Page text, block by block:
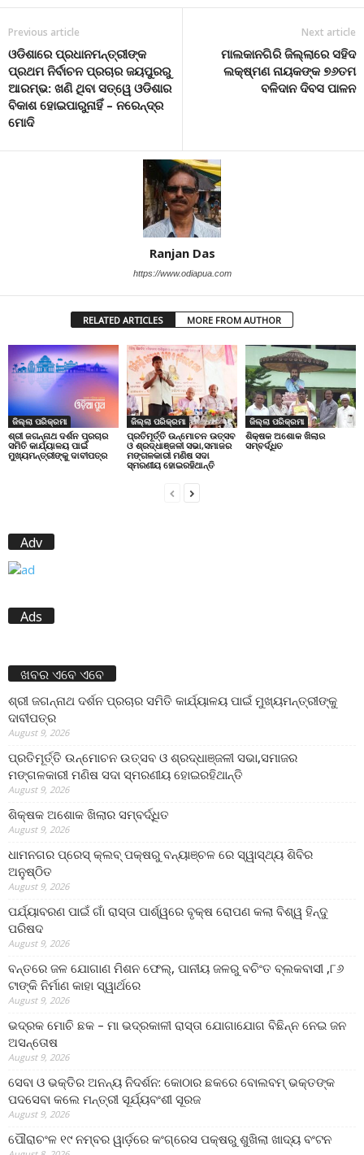
Previous article
ଓଡିଶାରେ ପ୍ରଧାନମନ୍ତ୍ରୀଙ୍କ
ପ୍ରଥମ ନିର୍ବାଚନ ପ୍ରଚାର ଜୟପୁରରୁ
ଆରମ୍ଭ: ଖଣି ଥିବା ସତ୍ୱେ ଓଡିଶାର
ବିକାଶ ହୋଇପାରୁନାହିଁ – ନରେନ୍ଦ୍ର
ମୋଦି
Next article
ମାଲକାନଗିରି ଜିଲ୍ଲାରେ ସହିଦ
ଲକ୍ଷ୍ମଣ ନାୟକଙ୍କ ୭୬ତମ
ବଳିଦାନ ଦିବସ ପାଳନ
Ranjan Das
https://www.odiapua.com
RELATED ARTICLES MORE FROM AUTHOR
ଜିଲ୍ଲା ପରିକ୍ରମା
ଶ୍ରୀ ଜଗନ୍ନାଥ ଦର୍ଶନ ପ୍ରଚାର
ସମିତି କାର୍ଯ୍ୟାଳୟ ପାଇଁ
ମୁଖ୍ୟମନ୍ତ୍ରୀଙ୍କୁ ଦାବୀପତ୍ର
ଜିଲ୍ଲା ପରିକ୍ରମା
ପ୍ରତିମୂର୍ତ୍ତି ଉନ୍ମୋଚନ ଉତ୍ସବ
ଓ ଶ୍ରଦ୍ଧାଞ୍ଜଳୀ ସଭା,ସମାଜର
ମଙ୍ଗଳକାରୀ ମଣିଷ ସଦା
ସ୍ମରଣୀୟ ହୋଇରହିଥାନ୍ତି
ଜିଲ୍ଲା ପରିକ୍ରମା
ଶିକ୍ଷକ ଅଶୋକ ଖିଲାର
ସମ୍ବର୍ଦ୍ଧିତ
Adv
Ads
ଖବର ଏବେ ଏବେ
ଶ୍ରୀ ଜଗନ୍ନାଥ ଦର୍ଶନ ପ୍ରଚାର ସମିତି କାର୍ଯ୍ୟାଳୟ ପାଇଁ ମୁଖ୍ୟମନ୍ତ୍ରୀଙ୍କୁ
ଦାବୀପତ୍ର
August 9, 2026
ପ୍ରତିମୂର୍ତ୍ତି ଉନ୍ମୋଚନ ଉତ୍ସବ ଓ ଶ୍ରଦ୍ଧାଞ୍ଜଳୀ ସଭା,ସମାଜର
ମଙ୍ଗଳକାରୀ ମଣିଷ ସଦା ସ୍ମରଣୀୟ ହୋଇରହିଥାନ୍ତି
August 9, 2026
ଶିକ୍ଷକ ଅଶୋକ ଖିଲାର ସମ୍ବର୍ଦ୍ଧିତ
August 9, 2026
ଧାମନଗର ପ୍ରେସ୍ କ୍ଲବ୍ ପକ୍ଷରୁ ବନ୍ୟାଞ୍ଚଳ ରେ ସ୍ୱାସ୍ଥ୍ୟ ଶିବିର
ଅନୁଷ୍ଠିତ
August 9, 2026
ପର୍ଯ୍ୟାବରଣ ପାଇଁ ଗାଁ ରାସ୍ତା ପାର୍ଶ୍ୱରେ ବୃକ୍ଷ ରୋପଣ କଲା ବିଶ୍ୱ ହିନ୍ଦୁ
ପରିଷଦ
August 9, 2026
ବନ୍ତରେ ଜଳ ଯୋଗାଣ ମିଶନ ଫେଲ୍‌, ପାନୀୟ ଜଳରୁ ବଚିଂତ ବ୍ଲକବାସୀ ,୮୬
ଟାଙ୍କି ନିର୍ମାଣ କାହା ସ୍ୱାର୍ଥରେ
August 9, 2026
ଭଦ୍ରକ ମୋଚି ଛକ – ମା ଭଦ୍ରକାଳୀ ରାସ୍ତା ଯୋଗାଯୋଗ ବିଛିନ୍ନ ନେଇ ଜନ
ଅସନ୍ତୋଷ
August 9, 2026
ସେବା ଓ ଭକ୍ତିର ଅନନ୍ୟ ନିଦର୍ଶନ: କୋଠାର ଛକରେ ବୋଲବମ୍ ଭକ୍ତଙ୍କ
ପଦସେବା କଲେ ମନ୍ତ୍ରୀ ସୂର୍ଯ୍ୟବଂଶୀ ସୂରଜ
August 9, 2026
ପୌରାଚଂଳ ୧୯ ନମ୍ବର ୱାର୍ଡ଼ରେ କଂଗ୍ରେସ ପକ୍ଷରୁ ଶୁଖିଲା ଖାଦ୍ୟ ବଂଟନ